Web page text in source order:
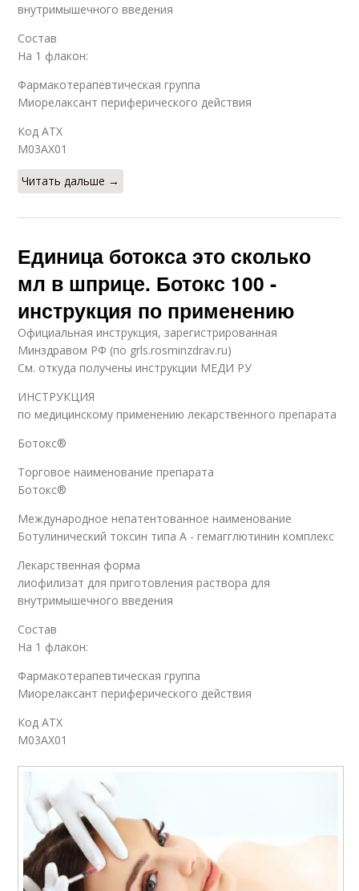
внутримышечного введения
Состав
На 1 флакон:
Фармакотерапевтическая группа
Миорелаксант периферического действия
Код АТХ
M03AX01
Читать дальше →
Единица ботокса это сколько
мл в шприце. Ботокс 100 -
инструкция по применению
Официальная инструкция, зарегистрированная
Минздравом РФ (по grls.rosminzdrav.ru)
См. откуда получены инструкции МЕДИ РУ
ИНСТРУКЦИЯ
по медицинскому применению лекарственного препарата
Ботокс®
Торговое наименование препарата
Ботокс®
Международное непатентованное наименование
Ботулинический токсин типа A - гемагглютинин комплекс
Лекарственная форма
лиофилизат для приготовления раствора для
внутримышечного введения
Состав
На 1 флакон:
Фармакотерапевтическая группа
Миорелаксант периферического действия
Код АТХ
M03AX01